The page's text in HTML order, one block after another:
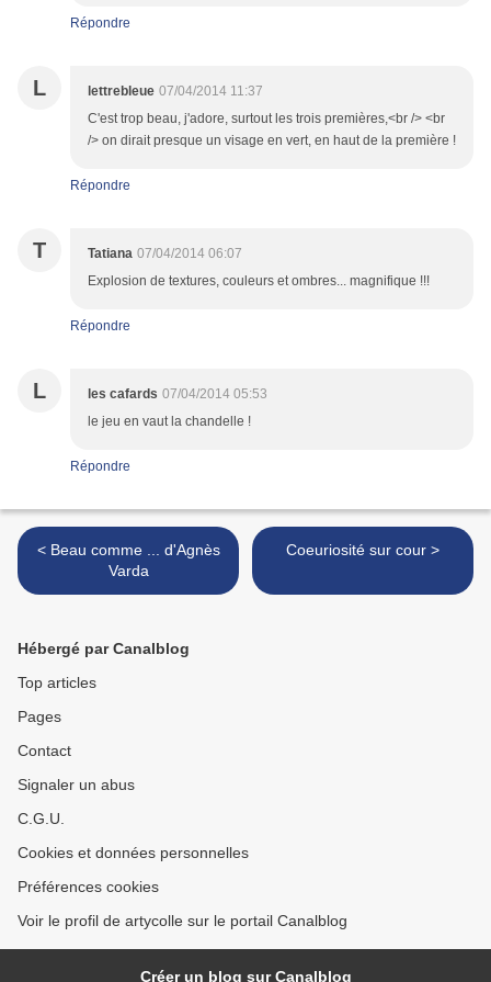
Répondre
L lettrebleue 07/04/2014 11:37
C'est trop beau, j'adore, surtout les trois premières,<br /> <br
/> on dirait presque un visage en vert, en haut de la première !
Répondre
T Tatiana 07/04/2014 06:07
Explosion de textures, couleurs et ombres... magnifique !!!
Répondre
L les cafards 07/04/2014 05:53
le jeu en vaut la chandelle !
Répondre
< Beau comme ... d'Agnès
Varda
Coeuriosité sur cour >
Hébergé par Canalblog
Top articles
Pages
Contact
Signaler un abus
C.G.U.
Cookies et données personnelles
Préférences cookies
Voir le profil de artycolle sur le portail Canalblog
Créer un blog sur Canalblog